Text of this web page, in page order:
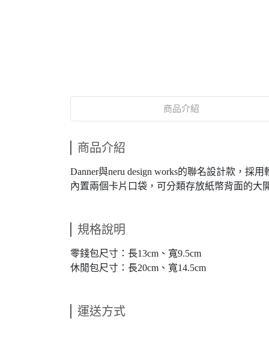
商品介紹
商品介紹
Danner與neru design works的聯名設計款，採
內置兩個卡片口袋，可分類存放紙幣背面的
規格說明
零錢包尺寸：長13cm、寬9.5cm
休閒包尺寸：長20cm、寬14.5cm
運送方式